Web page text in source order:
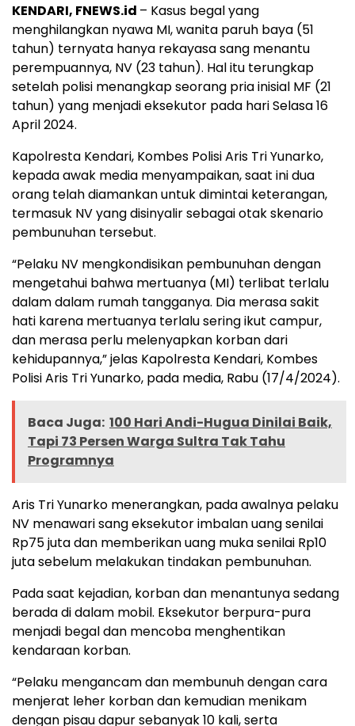
KENDARI, FNEWS.id – Kasus begal yang
menghilangkan nyawa MI, wanita paruh baya (51
tahun) ternyata hanya rekayasa sang menantu
perempuannya, NV (23 tahun). Hal itu terungkap
setelah polisi menangkap seorang pria inisial MF (21
tahun) yang menjadi eksekutor pada hari Selasa 16
April 2024.
Kapolresta Kendari, Kombes Polisi Aris Tri Yunarko,
kepada awak media menyampaikan, saat ini dua
orang telah diamankan untuk dimintai keterangan,
termasuk NV yang disinyalir sebagai otak skenario
pembunuhan tersebut.
“Pelaku NV mengkondisikan pembunuhan dengan
mengetahui bahwa mertuanya (MI) terlibat terlalu
dalam dalam rumah tangganya. Dia merasa sakit
hati karena mertuanya terlalu sering ikut campur,
dan merasa perlu melenyapkan korban dari
kehidupannya,” jelas Kapolresta Kendari, Kombes
Polisi Aris Tri Yunarko, pada media, Rabu (17/4/2024).
Baca Juga: 100 Hari Andi-Hugua Dinilai Baik,
Tapi 73 Persen Warga Sultra Tak Tahu
Programnya
Aris Tri Yunarko menerangkan, pada awalnya pelaku
NV menawari sang eksekutor imbalan uang senilai
Rp75 juta dan memberikan uang muka senilai Rp10
juta sebelum melakukan tindakan pembunuhan.
Pada saat kejadian, korban dan menantunya sedang
berada di dalam mobil. Eksekutor berpura-pura
menjadi begal dan mencoba menghentikan
kendaraan korban.
“Pelaku mengancam dan membunuh dengan cara
menjerat leher korban dan kemudian menikam
dengan pisau dapur sebanyak 10 kali, serta